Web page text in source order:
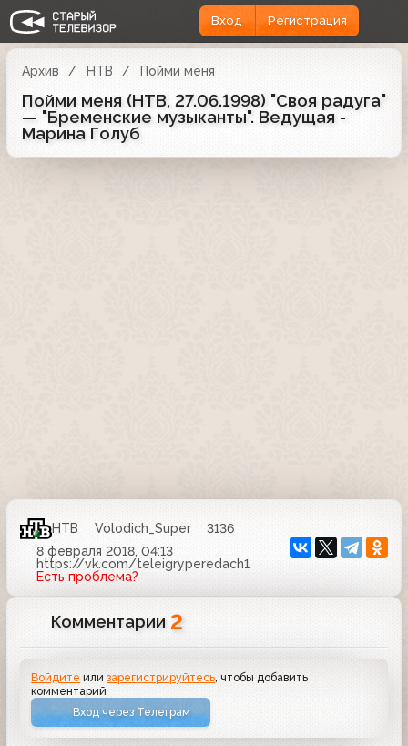
Вход Регистрация
Архив НТВ Пойми меня
Пойми меня (НТВ, 27.06.1998) "Своя радуга"
— "Бременские музыканты". Ведущая -
Марина Голуб
НТВ Volodich_Super
3136
8 февраля 2018, 04:13
https://vk.com/teleigryperedach1
Есть проблема?
Комментарии 2
Войдите илизарегистрируйтесь , чтобы добавить
комментарий
Вход через Телеграм